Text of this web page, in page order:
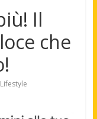
Il
che
Lifestyle